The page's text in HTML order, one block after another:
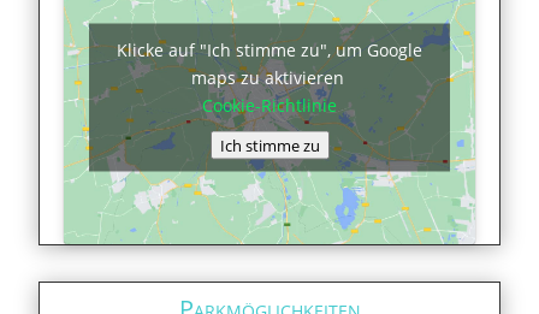
Klicke auf "Ich stimme zu", um Google
maps zu aktivieren
Cookie-Richtlinie
Ich stimme zu